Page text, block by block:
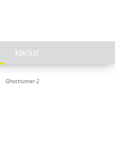
KONTAKT
Ghostrunner 2